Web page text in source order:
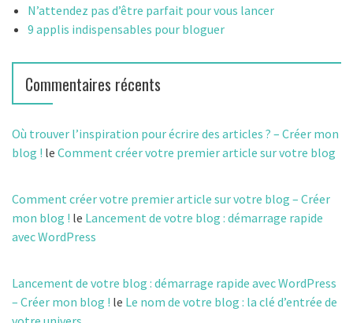
N’attendez pas d’être parfait pour vous lancer
9 applis indispensables pour bloguer
Commentaires récents
Où trouver l’inspiration pour écrire des articles ? – Créer mon
blog ! le Comment créer votre premier article sur votre blog
Comment créer votre premier article sur votre blog – Créer
mon blog ! le Lancement de votre blog : démarrage rapide
avec WordPress
Lancement de votre blog : démarrage rapide avec WordPress
– Créer mon blog ! le Le nom de votre blog : la clé d’entrée de